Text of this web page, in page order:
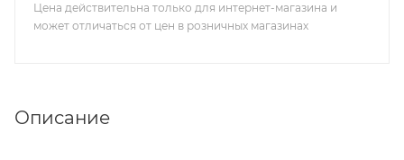
Цена действительна только для интернет-магазина и
может отличаться от цен в розничных магазинах
Описание